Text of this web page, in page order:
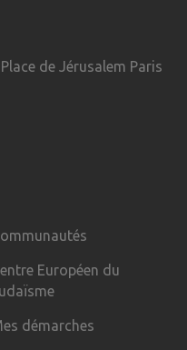
de Jérusalem Paris
Européen du
démarches